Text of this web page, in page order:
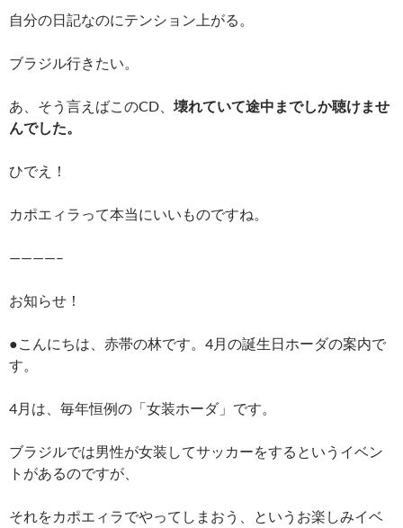
自分の日記なのにテンション上がる。
ブラジル行きたい。
あ、そう言えばこのCD、 壊れていて途中までしか聴けませ
んでした。
ひでえ！
カポエィラって本当にいいものですね。
————–
お知らせ！
●こんにちは、赤帯の林です。4月の誕生日ホーダの案内で
す。
4月は、毎年恒例の「女装ホーダ」です。
ブラジルでは男性が女装してサッカーをするというイベン
トがあるのですが、
それをカポエィラでやってしまおう、というお楽しみイベ